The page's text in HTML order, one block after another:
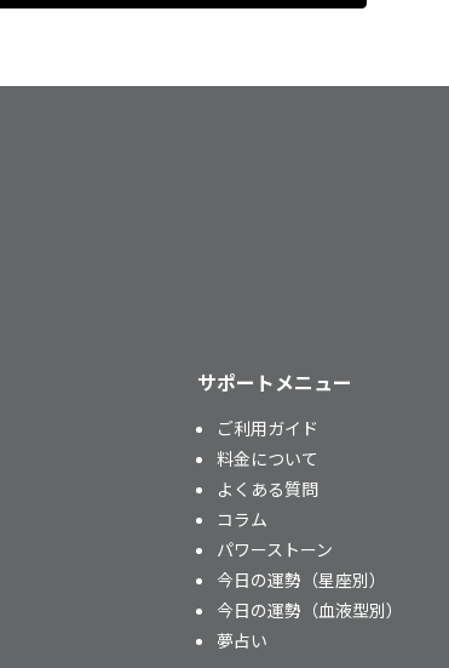
サポートメニュー
ご利用ガイド
料金について
よくある質問
コラム
パワーストーン
今日の運勢（星座別）
今日の運勢（血液型別）
夢占い